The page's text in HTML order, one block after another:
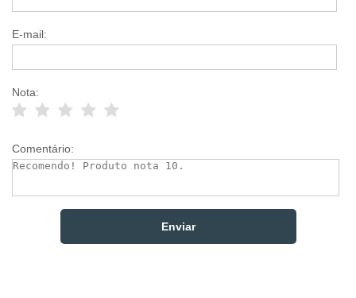
E-mail:
Nota:
Comentário: